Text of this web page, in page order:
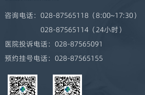
咨询电话： 028-87565118（8:00~17:30）
028-87565114（24小时）
医院投诉电话： 028-87565091
预约挂号电话： 028-87565155